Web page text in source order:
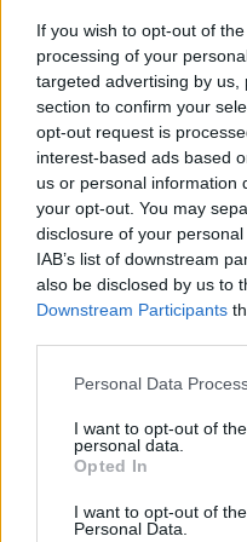
If you wish to opt-out of
processing of your
targeted advertising by
section to confirm your
opt-out request is
interest-based ads based
us or personal information
your opt-out. You may
disclosure of your
IAB’s list of downstream
also be disclosed by us to
Downstream Participants
Personal Data
I want to opt-out of
personal data.
Opted In
I want to opt-out of
Personal Data.
Det oplyser sol26 i en
Formørkelsen topper
før solnedgang,
at opleve fænomenet
mod vest.
For mange nordjyder
- En solformørkelse
der kan få os alle til at
og en fantastisk
Aktuelt
Stor kæde giver